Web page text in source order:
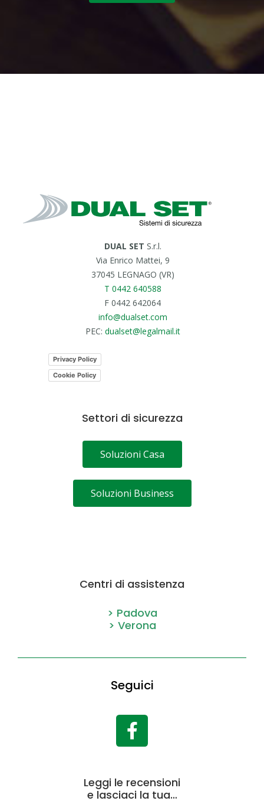
DUAL SET S.r.l.
Via Enrico Mattei, 9
37045 LEGNAGO (VR)
T 0442 640588
F 0442 642064
info@dualset.com
PEC: dualset@legalmail.it
Privacy Policy
Cookie Policy
Settori di sicurezza
Soluzioni Casa
Soluzioni Business
Centri di assistenza
> Padova
> Verona
Seguici
Leggi le recensioni
e lasciaci la tua…